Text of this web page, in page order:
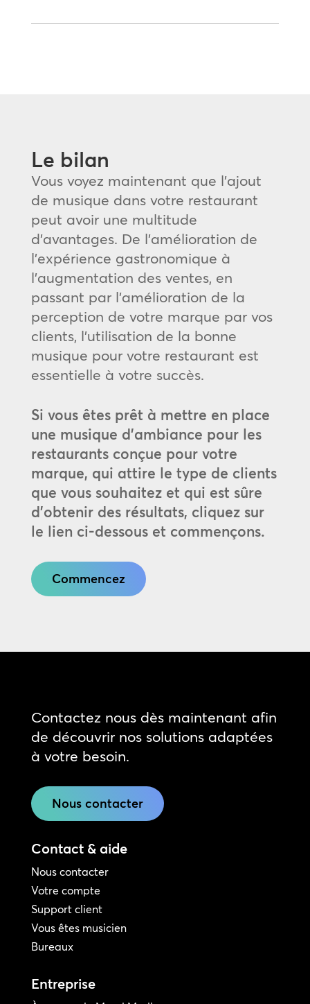
Le bilan
Vous voyez maintenant que l’ajout
de musique dans votre restaurant
peut avoir une multitude
d’avantages. De l’amélioration de
l’expérience gastronomique à
l’augmentation des ventes, en
passant par l’amélioration de la
perception de votre marque par vos
clients, l’utilisation de la bonne
musique pour votre restaurant est
essentielle à votre succès.
Si vous êtes prêt à mettre en place
une musique d’ambiance pour les
restaurants conçue pour votre
marque, qui attire le type de clients
que vous souhaitez et qui est sûre
d’obtenir des résultats, cliquez sur
le lien ci-dessous et commençons.
Commencez
Contactez nous dès maintenant afin
de découvrir nos solutions adaptées
à votre besoin.
Nous contacter
Contact & aide
Nous contacter
Votre compte
Support client
Vous êtes musicien
Bureaux
Entreprise